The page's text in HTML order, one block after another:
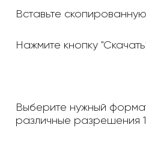
Вставьте
Нажмите кнопку
Выберите нужный
различные разрешения